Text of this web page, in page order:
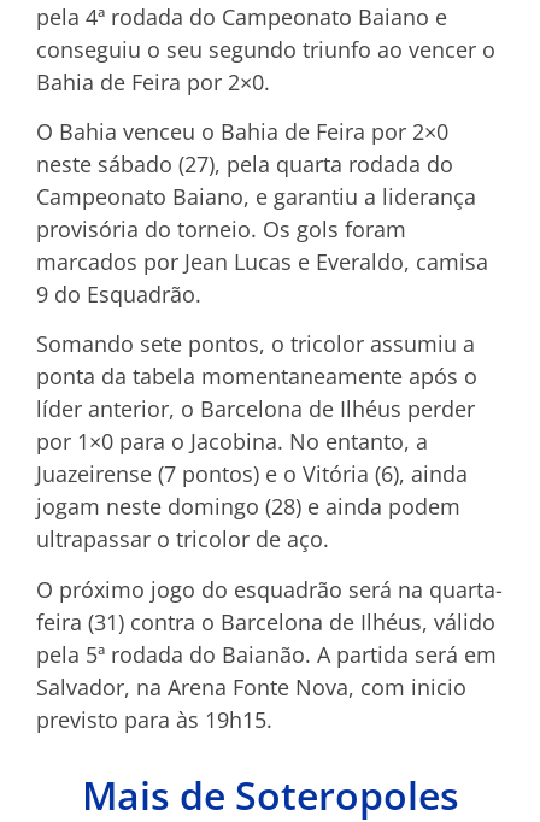
pela 4ª rodada do Campeonato Baiano e
conseguiu o seu segundo triunfo ao vencer o
Bahia de Feira por 2×0.
O Bahia venceu o Bahia de Feira por 2×0
neste sábado (27), pela quarta rodada do
Campeonato Baiano, e garantiu a liderança
provisória do torneio. Os gols foram
marcados por Jean Lucas e Everaldo, camisa
9 do Esquadrão.
Somando sete pontos, o tricolor assumiu a
ponta da tabela momentaneamente após o
líder anterior, o Barcelona de Ilhéus perder
por 1×0 para o Jacobina. No entanto, a
Juazeirense (7 pontos) e o Vitória (6), ainda
jogam neste domingo (28) e ainda podem
ultrapassar o tricolor de aço.
O próximo jogo do esquadrão será na quarta-
feira (31) contra o Barcelona de Ilhéus, válido
pela 5ª rodada do Baianão. A partida será em
Salvador, na Arena Fonte Nova, com inicio
previsto para às 19h15.
Mais de Soteropoles